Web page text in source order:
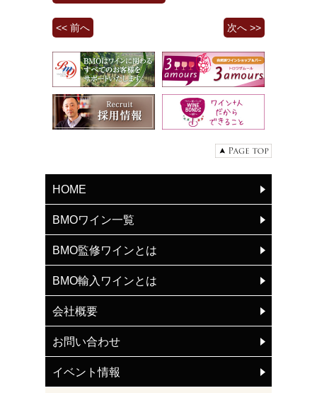
<< 前へ 次へ >>
HOME
BMOワイン一覧
BMO監修ワインとは
BMO輸入ワインとは
会社概要
お問い合わせ
イベント情報